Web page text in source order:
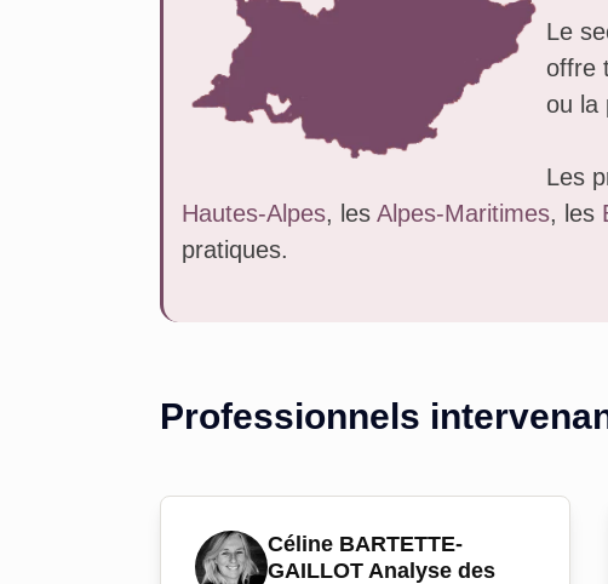
Le
offre
ou la
Les
Hautes-Alpes, les Alpes-Maritimes, les
pratiques.
Professionnels
Céline BARTETTE-
GAILLOT Analyse des